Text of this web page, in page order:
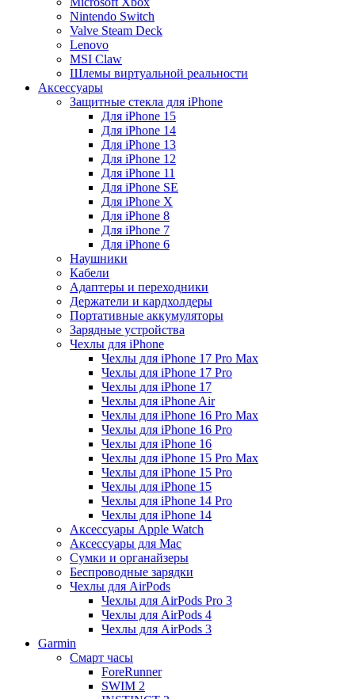
Nintendo Switch
Valve Steam Deck
Lenovo
MSI Claw
Шлемы виртуальной реальности
Аксессуары
Защитные стекла для iPhone
Для iPhone 15
Для iPhone 14
Для iPhone 13
Для iPhone 12
Для iPhone 11
Для iPhone SE
Для iPhone X
Для iPhone 8
Для iPhone 7
Для iPhone 6
Наушники
Кабели
Адаптеры и переходники
Держатели и кардхолдеры
Портативные аккумуляторы
Зарядные устройства
Чехлы для iPhone
Чехлы для iPhone 17 Pro Max
Чехлы для iPhone 17 Pro
Чехлы для iPhone 17
Чехлы для iPhone Air
Чехлы для iPhone 16 Pro Max
Чехлы для iPhone 16 Pro
Чехлы для iPhone 16
Чехлы для iPhone 15 Pro Max
Чехлы для iPhone 15 Pro
Чехлы для iPhone 15
Чехлы для iPhone 14 Pro
Чехлы для iPhone 14
Аксессуары Apple Watch
Аксессуары для Mac
Сумки и органайзеры
Беспроводные зарядки
Чехлы для AirPods
Чехлы для AirPods Pro 3
Чехлы для AirPods 4
Чехлы для AirPods 3
Garmin
Смарт часы
ForeRunner
SWIM 2